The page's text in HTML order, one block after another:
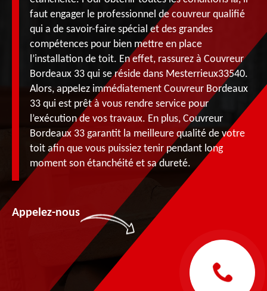
faut engager le professionnel de couvreur qualifié
qui a de savoir-faire spécial et des grandes
compétences pour bien mettre en place
l’installation de toit. En effet, rassurez à Couvreur
Bordeaux 33 qui se réside dans Mesterrieux33540.
Alors, appelez immédiatement Couvreur Bordeaux
33 qui est prêt à vous rendre service pour
l’exécution de vos travaux. En plus, Couvreur
Bordeaux 33 garantit la meilleure qualité de votre
toit afin que vous puissiez tenir pendant long
moment son étanchéité et sa dureté.
Appelez-nous